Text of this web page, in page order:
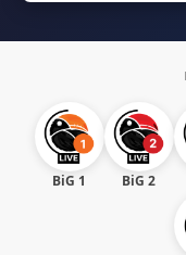
BiG 1 BiG 2